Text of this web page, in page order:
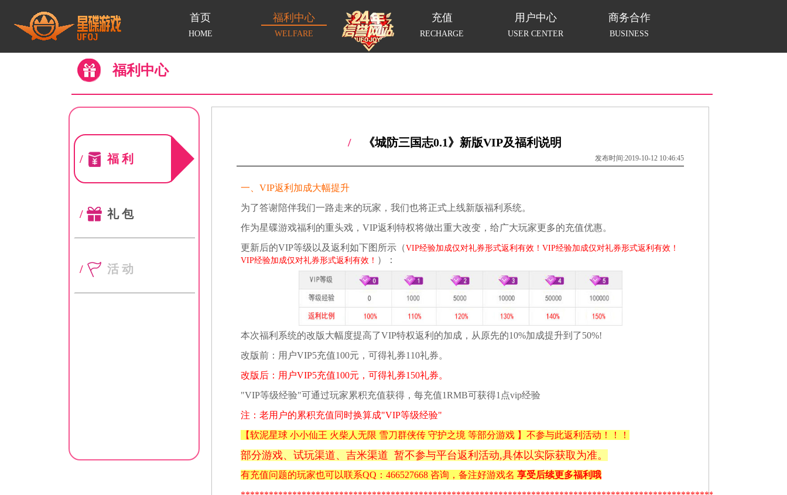
首页
HOME
福利中心
WELFARE
充值
RECHARGE
用户中心
USER CENTER
商务合作
BUSINESS
福利中心
福利
/
礼包
/
活动
/
/ 《城防三国志0.1》新版VIP及福利说明
发布时间:2019-10-12 10:46:45
一、VIP返利加成大幅提升
为了答谢陪伴我们一路走来的玩家，我们也将正式上线新版福利系统。
作为星碟游戏福利的重头戏，VIP返利特权将做出重大改变，给广大玩家更多的充值优惠。
更新后的VIP等级以及返利如下图所示（VIP经验加成仅对礼券形式返利有效！VIP经验加成仅对礼券形式返利有效！
VIP经验加成仅对礼券形式返利有效！ ）：
本次福利系统的改版大幅度提高了VIP特权返利的加成，从原先的10%加成提升到了50%!
改版前：用户VIP5充值100元，可得礼券110礼券。
改版后：用户VIP5充值100元，可得礼券150礼券。
"VIP等级经验"可通过玩家累积充值获得，每充值1RMB可获得1点vip经验
注：老用户的累积充值同时换算成"VIP等级经验"
【软泥星球 小小仙王 火柴人无限 雪刀群侠传 守护之境等部分游戏 】不参与此返利活动！！！
部分游戏、试玩渠道、吉米渠道 暂不参与平台返利活动,具体以实际获取为准。
有充值问题的玩家也可以联系QQ：466527668 咨询，备注好游戏名 享受后续更多福利哦